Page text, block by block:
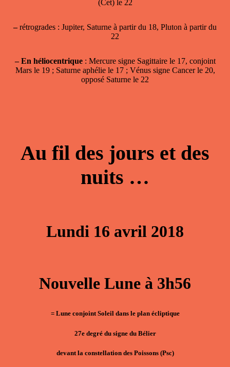
(Cet) le 22
–rétrogrades : Jupiter, Saturne à partir du 18, Pluton à partir du
22
– En héliocentrique: Mercure signe Sagittaire le 17, conjoint
Mars le 19 ; Saturne aphélie le 17 ; Vénus signe Cancer le 20,
opposé Saturne le 22
Au fil des jours et des
nuits …
Lundi 16 avril 2018
Nouvelle Lune à 3h56
= Lune conjoint Soleil dans le plan écliptique
27e degré du signe du Bélier
devant la constellation des Poissons (Psc)